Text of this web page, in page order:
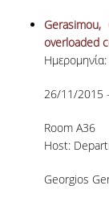
overloaded
Ημερομηνία:
26/11/2015
Room A36
Host:
Georgios